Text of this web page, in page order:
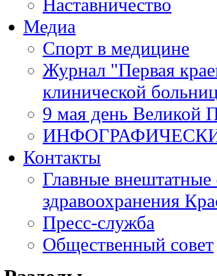
Наставничество
Медиа
Спорт в медицине
Журнал "Первая
клинической
9 мая день Великой
Контакты
Главные внештатные
здравоохранения
Пресс-служба
Общественный совет